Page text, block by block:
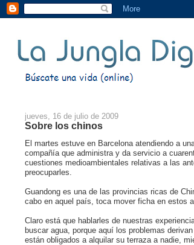
jueves, 16 de julio de 2009
Sobre los chinos
El martes estuve en Barcelona atendiendo a
compañía que administra y da servicio a
cuestiones medioambientales relativas a las
preocuparles.
Guandong es una de las provincias ricas de
cabo en aquel país, toca mover ficha en estos
Claro está que hablarles de nuestras
buscar agua, porque aquí los problemas
están obligados a alquilar su terraza a nadie,